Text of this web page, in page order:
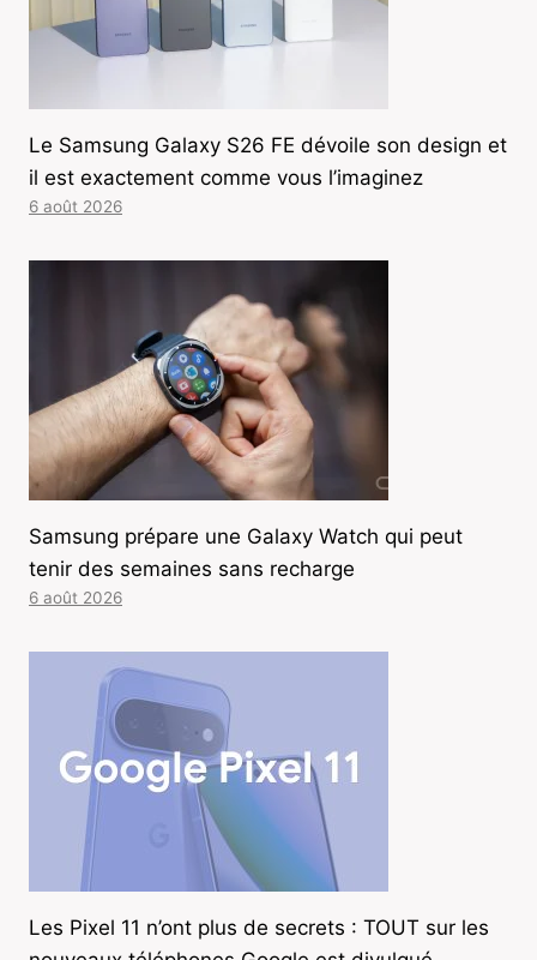
Le Samsung Galaxy S26 FE dévoile son design et
il est exactement comme vous l’imaginez
6 août 2026
Samsung prépare une Galaxy Watch qui peut
tenir des semaines sans recharge
6 août 2026
Les Pixel 11 n’ont plus de secrets : TOUT sur les